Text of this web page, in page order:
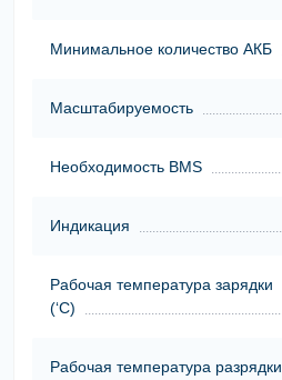
Минимальное количество АКБ
Масштабируемость
Необходимость BMS
Индикация
Рабочая температура зарядки
(‘С)
Рабочая температура разрядки